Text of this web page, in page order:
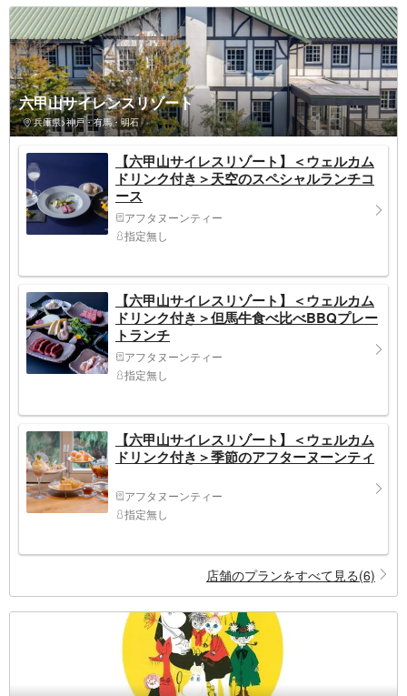
六甲山サイレンスリゾート
兵庫県>神戸・有馬・明石
【六甲山サイレスリゾート】＜ウェルカム
ドリンク付き＞天空のスペシャルランチコ
ース
アフタヌーンティー
指定無し
【六甲山サイレスリゾート】＜ウェルカム
ドリンク付き＞但馬牛食べ比べBBQプレー
トランチ
アフタヌーンティー
指定無し
【六甲山サイレスリゾート】＜ウェルカム
ドリンク付き＞季節のアフターヌーンティ
アフタヌーンティー
指定無し
店舗のプランをすべて見る(6)